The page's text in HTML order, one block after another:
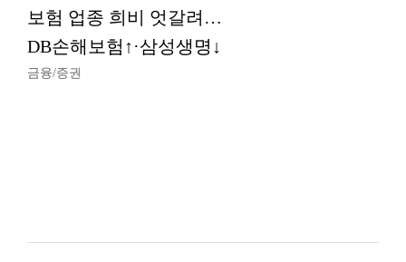
보험 업종 희비 엇갈려…
DB손해보험↑·삼성생명↓
금융/증권